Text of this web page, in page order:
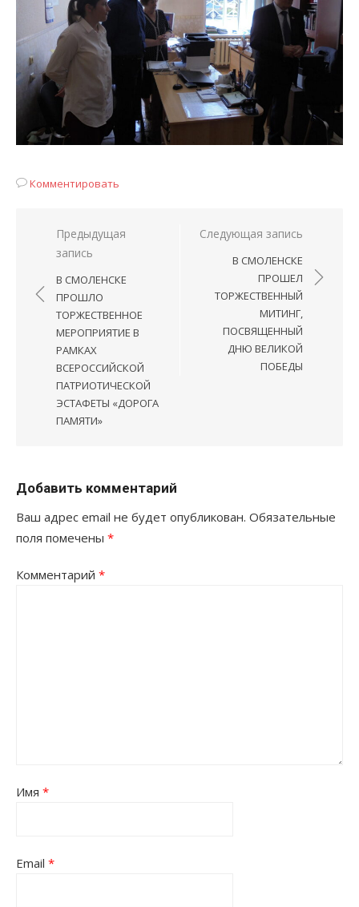
Комментировать
Навигация
записям
Предыдущая
запись
В СМОЛЕНСКЕ
ПРОШЛО
ТОРЖЕСТВЕННОЕ
МЕРОПРИЯТИЕ В
РАМКАХ
ВСЕРОССИЙСКОЙ
ПАТРИОТИЧЕСКОЙ
ЭСТАФЕТЫ «ДОРОГА
ПАМЯТИ»
Следующая запись
В СМОЛЕНСКЕ
ПРОШЕЛ
ТОРЖЕСТВЕННЫЙ
МИТИНГ,
ПОСВЯЩЕННЫЙ
ДНЮ ВЕЛИКОЙ
ПОБЕДЫ
Добавить комментарий
Ваш адрес email не будет опубликован. Обязательные
поля помечены *
Комментарий *
Имя *
Email *